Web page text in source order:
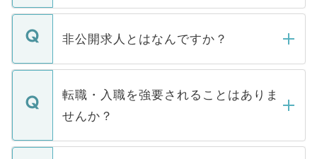
ご登録いただきましたら、弊社担当者がご
登録内容を確認し、その後メールもしくは
ます。通常、5営業日以内にはご連絡をせて
いただきますので、しばらくお待ちくださ
非公開求人とはなんですか？
マイナビDOCTORで取り扱っている求人の
うち約3割は、Webサイトからご覧いただ
けない「非公開求人」です。非公開求人は
下記の理由によって、一般には公開してい
ません。
転職・入職を強要されることはありま
せんか？
転職・入職を強要することは一切ありませ